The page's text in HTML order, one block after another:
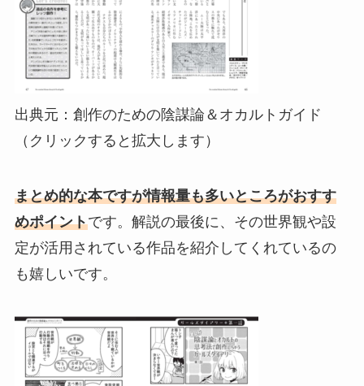
出典元：創作のための陰謀論＆オカルトガイド
（クリックすると拡大します）
まとめ的な本ですが情報量も多いところがおすす
めポイントです。解説の最後に、その世界観や設
定が活用されている作品を紹介してくれているの
も嬉しいです。